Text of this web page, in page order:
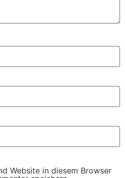
Website in diesem Browser